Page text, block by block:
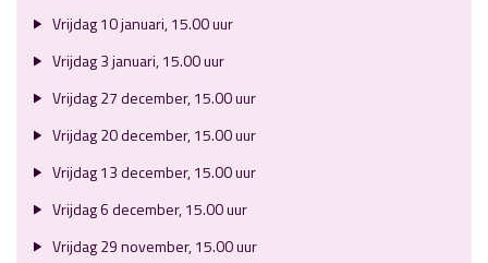
Vrijdag 10 januari, 15.00 uur
Vrijdag 3 januari, 15.00 uur
Vrijdag 27 december, 15.00 uur
Vrijdag 20 december, 15.00 uur
Vrijdag 13 december, 15.00 uur
Vrijdag 6 december, 15.00 uur
Vrijdag 29 november, 15.00 uur